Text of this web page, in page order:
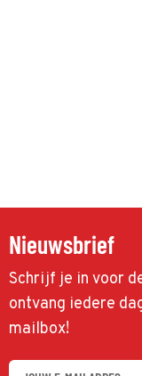
Nieuwsbrief
Schrijf je in voor
ontvang iedere
mailbox!